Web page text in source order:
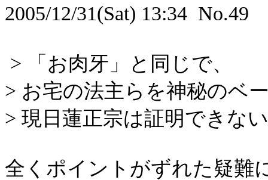
2005/12/31(Sat) 13:34 No.49
>
「お肉牙」と同じで、
> お宅の法主らを神秘のベ
> 現日蓮正宗は証明できな
全くポイントがずれた疑難